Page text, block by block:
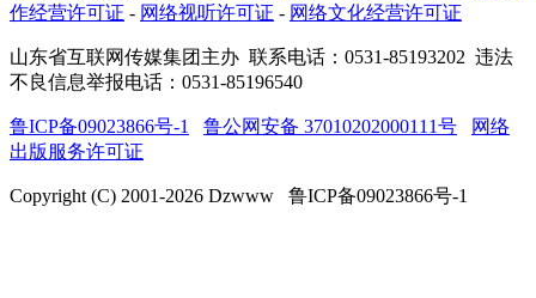
作经营许可证 - 网络视听许可证 - 网络文化经营许可证
山东省互联网传媒集团主办 联系电话：0531-85193202 违法
不良信息举报电话：0531-85196540
鲁ICP备09023866号-1 鲁公网安备 37010202000111号
网络
出版服务许可证
Copyright (C) 2001-2026 Dzwww 鲁ICP备09023866号-1